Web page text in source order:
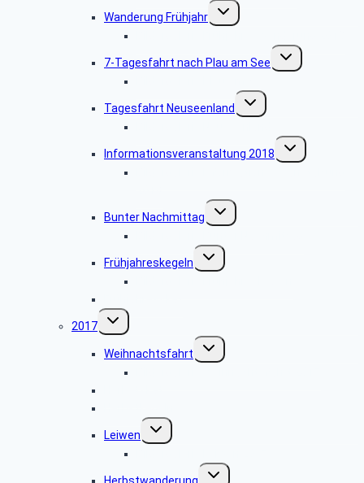
Wanderung Frühjahr
Untermenü
umschalten
7-Tagesfahrt nach Plau am See
Untermenü
umschalten
Tagesfahrt Neuseenland
Untermenü
umschalten
Informationsveranstaltung 2018
Untermenü
umschalten
Bunter Nachmittag
Untermenü
umschalten
Frühjahreskegeln
Untermenü
umschalten
2017
Untermenü
umschalten
Weihnachtsfahrt
Untermenü
umschalten
Leiwen
Untermenü
umschalten
Untermenü